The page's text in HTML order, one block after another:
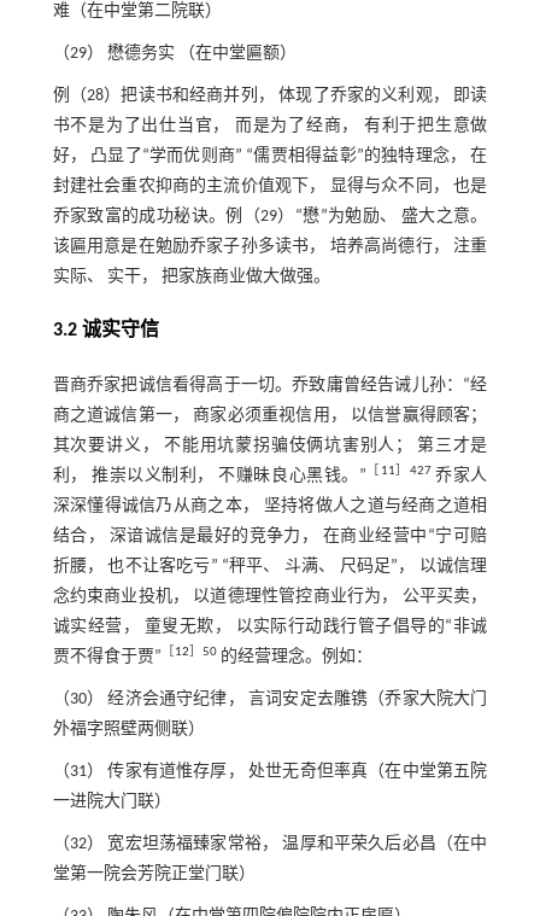
难（在中堂第二院联）
（29） 懋德务实 （在中堂匾额）
例（28）把读书和经商并列， 体现了乔家的义利观， 即读
书不是为了出仕当官， 而是为了经商， 有利于把生意做
好， 凸显了“学而优则商” “儒贾相得益彰”的独特理念， 在
封建社会重农抑商的主流价值观下， 显得与众不同， 也是
乔家致富的成功秘诀。例（29）“懋”为勉励、 盛大之意。
该匾用意是在勉励乔家子孙多读书， 培养高尚德行， 注重
实际、 实干， 把家族商业做大做强。
3.2 诚实守信
晋商乔家把诚信看得高于一切。乔致庸曾经告诫儿孙：“经
商之道诚信第一， 商家必须重视信用， 以信誉赢得顾客；
其次要讲义， 不能用坑蒙拐骗伎俩坑害别人； 第三才是
利， 推崇以义制利， 不赚昧良心黑钱。”
11 ］427 乔家人
深深懂得诚信乃从商之本， 坚持将做人之道与经商之道相
结合， 深谙诚信是最好的竞争力， 在商业经营中“宁可赔
折腰， 也不让客吃亏” “秤平、 斗满、 尺码足”， 以诚信理
念约束商业投机， 以道德理性管控商业行为， 公平买卖，
诚实经营， 童叟无欺， 以实际行动践行管子倡导的“非诚
贾不得食于贾”
12 ］50的经营理念。例如：
（30） 经济会通守纪律， 言词安定去雕镌（乔家大院大门
外福字照壁两侧联）
（31） 传家有道惟存厚， 处世无奇但率真（在中堂第五院
一进院大门联）
（32） 宽宏坦荡福臻家常裕， 温厚和平荣久后必昌（在中
堂第一院会芳院正堂门联）